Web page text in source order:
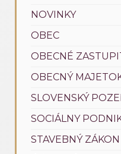
NOVINKY
OBEC
OBECNÉ
OBECNÝ
SLOVENSKÝ
SOCIÁLNY
STAVEBNÝ ZÁKON